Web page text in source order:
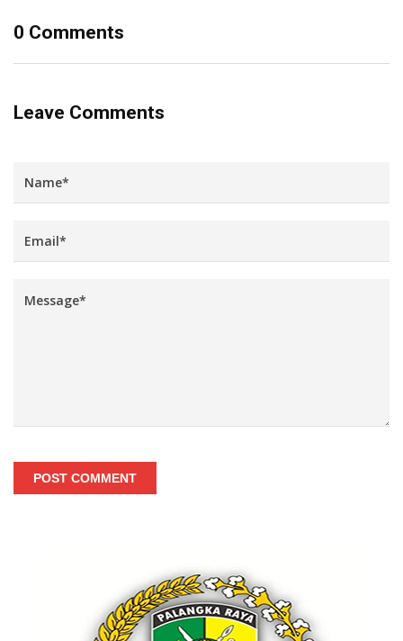
0 Comments
Leave Comments
POST COMMENT